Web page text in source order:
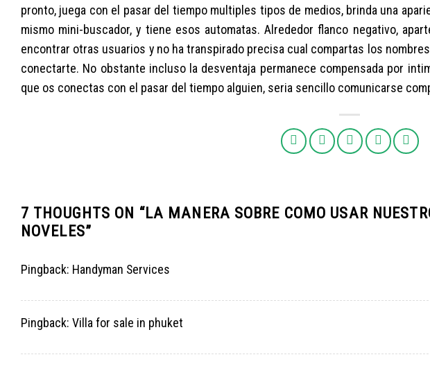
pronto, juega con el pasar del tiempo multiples tipos de medios, brinda una
mismo mini-buscador, y tiene esos automatas. Alrededor flanco negativo,
encontrar otras usuarios y no ha transpirado precisa cual compartas los
conectarte. No obstante incluso la desventaja permanece compensada por
que os conectas con el pasar del tiempo alguien, seri­a sencillo comunicarse
7 THOUGHTS ON “LA MANERA SOBRE COMO USAR
NOVELES”
Pingback: Handyman Services
Pingback: Villa for sale in phuket